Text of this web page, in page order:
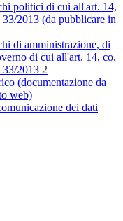
politici di cui all'art. 14,
2013 (da pubblicare in
di amministrazione, di
di cui all'art. 14, co.
33/2013 2
(documentazione da
web)
dei dati